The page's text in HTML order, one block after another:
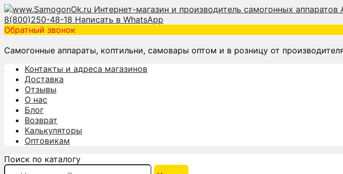
8(800)250-48-18 Написать в WhatsApp
Обратный звонок
Самогонные аппараты, коптильни, самовары оптом и в розницу от
Контакты и адреса магазинов
Доставка
Отзывы
О нас
Блог
Возврат
Калькуляторы
Оптовикам
Поиск по каталогу